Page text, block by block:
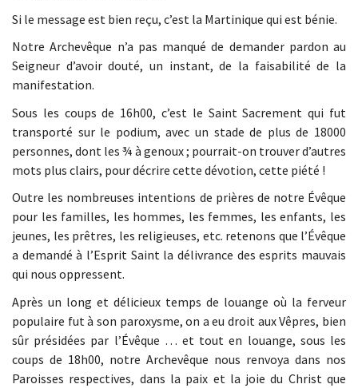
Si le message est bien reçu, c’est la Martinique qui est bénie.
Notre Archevêque n’a pas manqué de demander pardon au
Seigneur d’avoir douté, un instant, de la faisabilité de la
manifestation.
Sous les coups de 16h00, c’est le Saint Sacrement qui fut
transporté sur le podium, avec un stade de plus de 18000
personnes, dont les ¾ à genoux ; pourrait-on trouver d’autres
mots plus clairs, pour décrire cette dévotion, cette piété !
Outre les nombreuses intentions de prières de notre Évêque
pour les familles, les hommes, les femmes, les enfants, les
jeunes, les prêtres, les religieuses, etc. retenons que l’Évêque
a demandé à l’Esprit Saint la délivrance des esprits mauvais
qui nous oppressent.
Après un long et délicieux temps de louange où la ferveur
populaire fut à son paroxysme, on a eu droit aux Vêpres, bien
sûr présidées par l’Évêque … et tout en louange, sous les
coups de 18h00, notre Archevêque nous renvoya dans nos
Paroisses respectives, dans la paix et la joie du Christ que